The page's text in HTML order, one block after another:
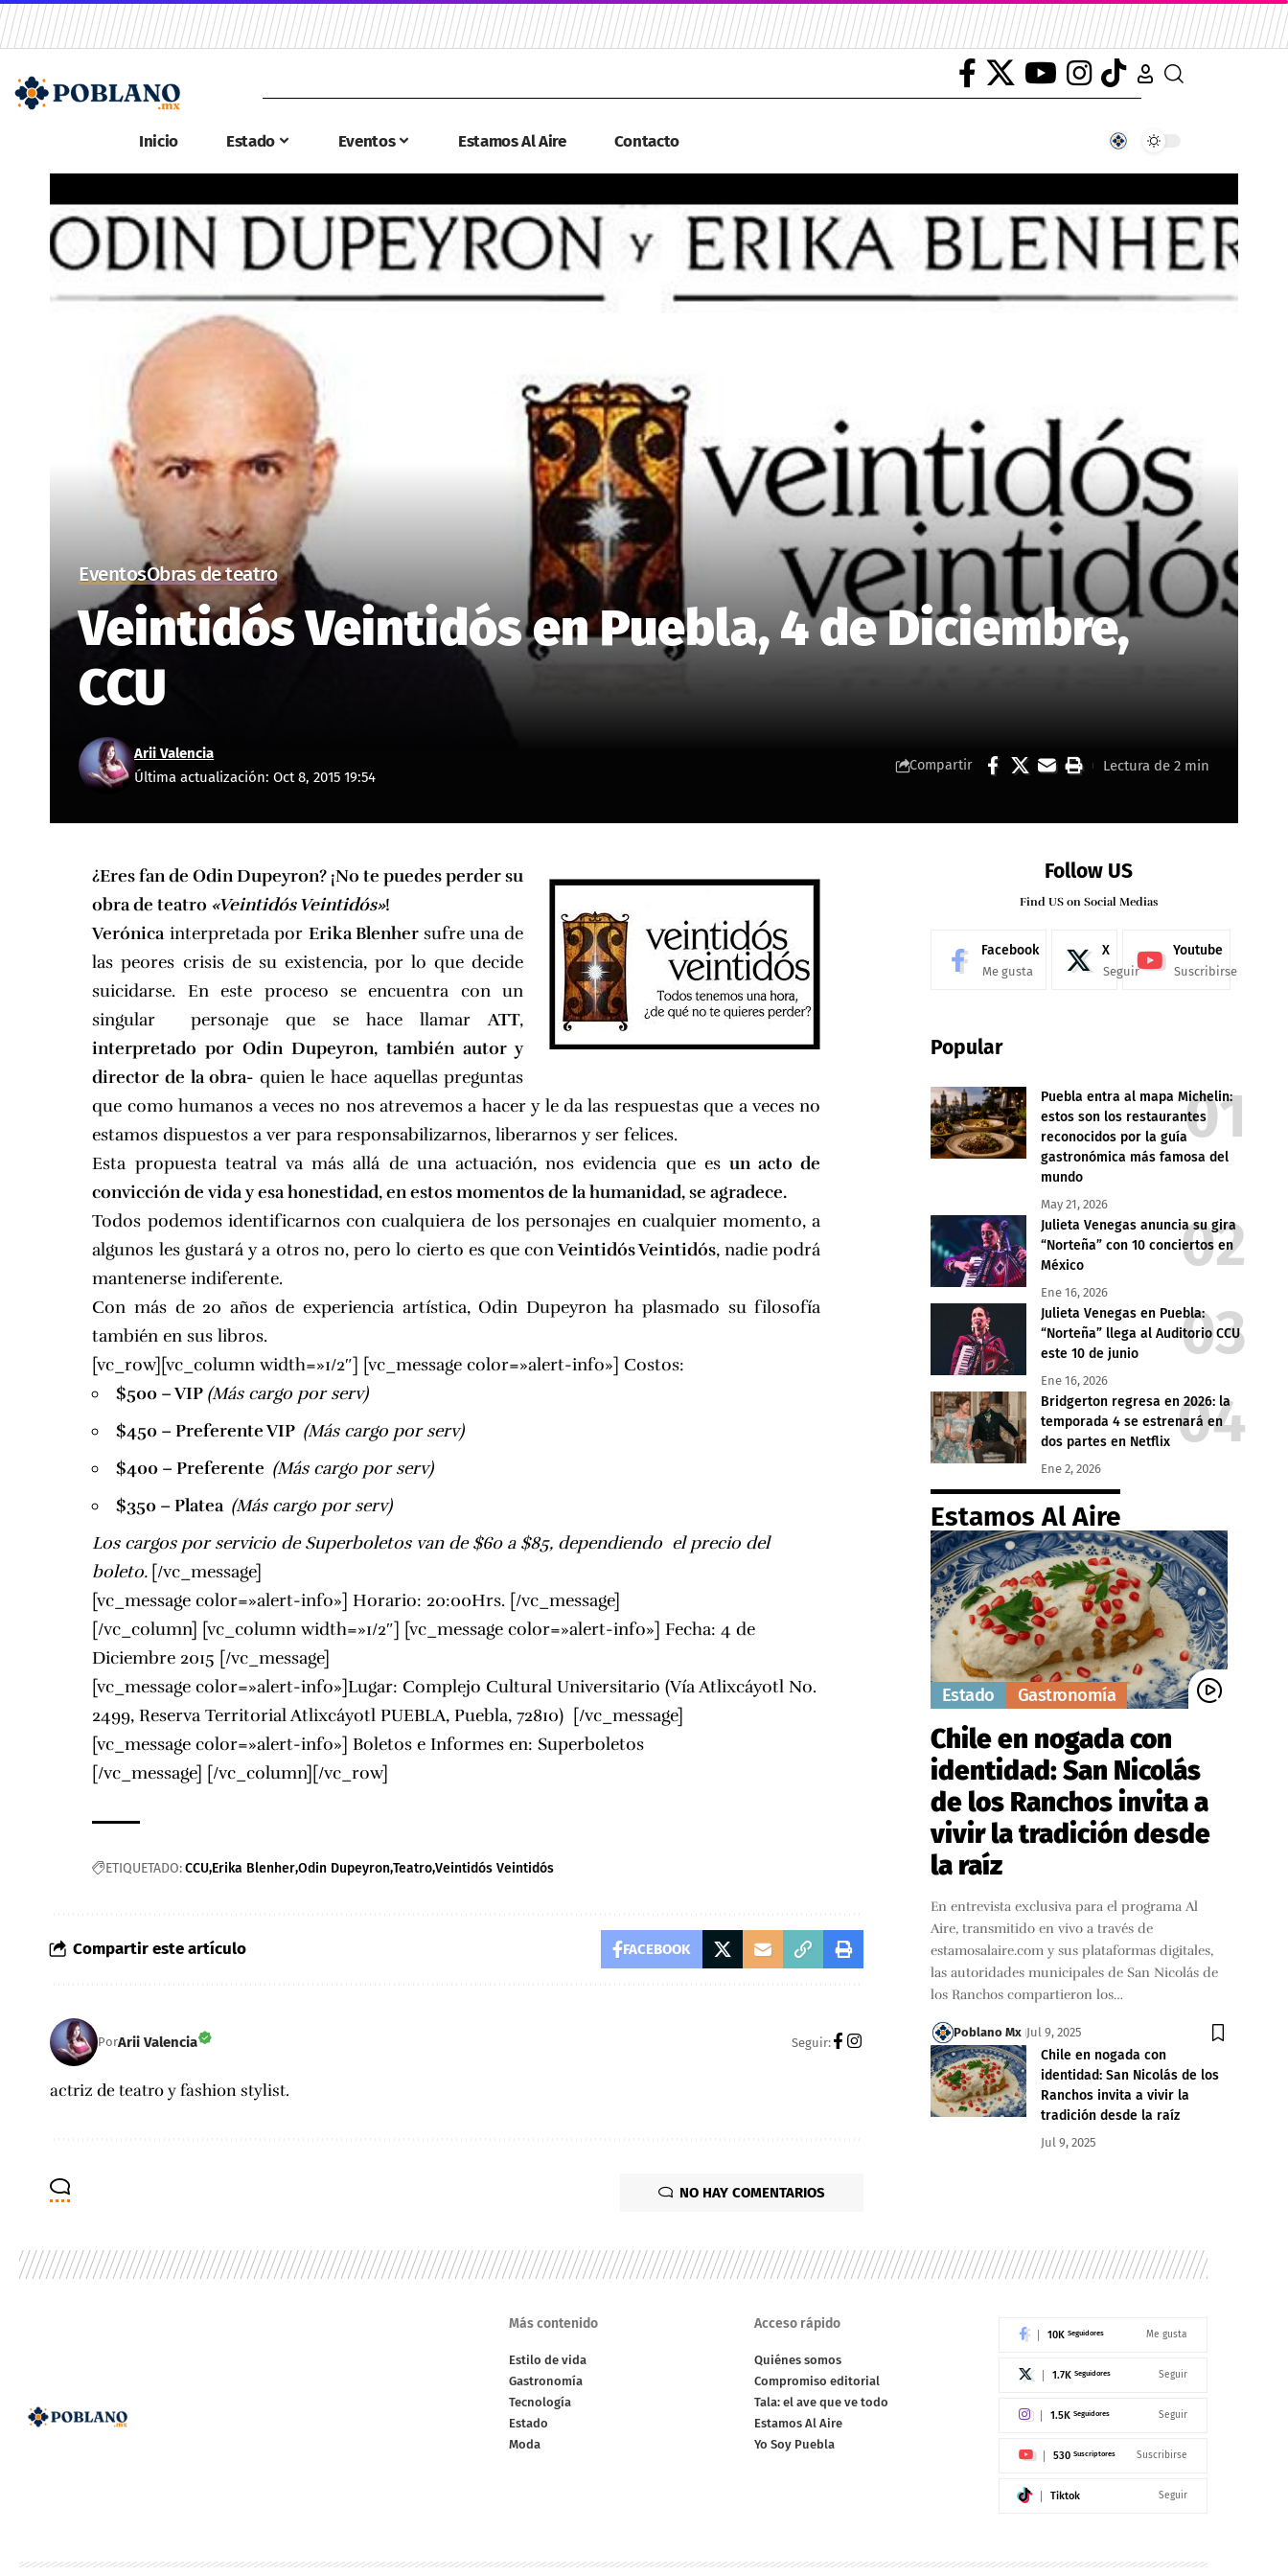
Inicio Estado Eventos Estamos Al Aire Contacto
EventosObras de teatro
Veintidós Veintidós en Puebla, 4 de Diciembre,
CCU
Última actualización: Oct 8, 2015 19:54
Arii Valencia
Compartir Lectura de 2 min
¿Eres fan de Odin Dupeyron? ¡No te puedes perder su
obra de teatro «Veintidós Veintidós»!
Verónicainterpretada por Erika Blenher sufre una de
las peores crisis de su existencia, por lo que decide
suicidarse. En este proceso se encuentra con un
singular personaje que se hace llamarATT,
interpretado por Odin Dupeyron, también autor y
director de la obra- quien le hace aquellas preguntas
que como humanos a veces no nos atrevemos a hacer y le da las respuestas que a veces no
estamos dispuestos a ver para responsabilizarnos, liberarnos y ser felices.
Esta propuesta teatral va más allá de una actuación, nos evidencia que es un acto de
convicción de vida y esa honestidad, en estos momentos de la humanidad, se agradece.
Todos podemos identificarnos con cualquiera de los personajes en cualquier momento, a
algunos les gustará y a otros no, pero lo cierto es que conVeintidós Veintidós, nadie podrá
mantenerse indiferente.
Con más de 20 años de experiencia artística, Odin Dupeyron ha plasmado su filosofía
también en sus libros.
[vc_row][vc_column width=»1/2″] [vc_message color=»alert-info»] Costos:
$500 – VIP (Más cargo por serv)
$450 – Preferente VIP (Más cargo por serv)
$400 – Preferente (Más cargo por serv)
$350 – Platea (Más cargo por serv)
Los cargos por servicio de Superboletos van de $60 a $85, dependiendo el precio del
boleto. [/vc_message]
[vc_message color=»alert-info»] Horario: 20:00Hrs. [/vc_message]
[/vc_column] [vc_column width=»1/2″] [vc_message color=»alert-info»] Fecha: 4 de
Diciembre 2015 [/vc_message]
[vc_message color=»alert-info»]Lugar: Complejo Cultural Universitario (Vía Atlixcáyotl No.
2499, Reserva Territorial Atlixcáyotl PUEBLA, Puebla, 72810) [/vc_message]
[vc_message color=»alert-info»] Boletos e Informes en:Superboletos
[/vc_message] [/vc_column][/vc_row]
ETIQUETADO:CCU Erika BlenherOdin DupeyronTeatroVeintidós Veintidós
Compartir este artículo FACEBOOK
PorArii Valencia Seguir:
actriz de teatro y fashion stylist.
NO HAY COMENTARIOS
Follow US
Find US on Social Medias
Facebook
Me gusta
X
Seguir
Youtube
Suscribirse
Popular
Puebla entra al mapa Michelin:
estos son los restaurantes
reconocidos por la guía
gastronómica más famosa del
mundo
May 21, 2026
Julieta Venegas anuncia su gira
“Norteña” con 10 conciertos en
México
Ene 16, 2026
Julieta Venegas en Puebla:
“Norteña” llega al Auditorio CCU
este 10 de junio
Ene 16, 2026
Bridgerton regresa en 2026: la
temporada 4 se estrenará en
dos partes en Netflix
Ene 2, 2026
Estamos Al Aire
Estado Gastronomía
Chile en nogada con
identidad: San Nicolás
de los Ranchos invita a
vivir la tradición desde
la raíz
En entrevista exclusiva para el programa Al
Aire, transmitido en vivo a través de
estamosalaire.com y sus plataformas digitales,
las autoridades municipales de San Nicolás de
los Ranchos compartieron los…
Poblano Mx Jul 9, 2025
Chile en nogada con
identidad: San Nicolás de los
Ranchos invita a vivir la
tradición desde la raíz
Jul 9, 2025
Más contenido
Estilo de vida
Gastronomía
Tecnología
Estado
Moda
Acceso rápido
Quiénes somos
Compromiso editorial
Tala: el ave que ve todo
Estamos Al Aire
Yo Soy Puebla
10K Seguidores Me gusta
1.7K Seguidores Seguir
1.5K Seguidores Seguir
530 Suscriptores Suscribirse
Tiktok Seguir